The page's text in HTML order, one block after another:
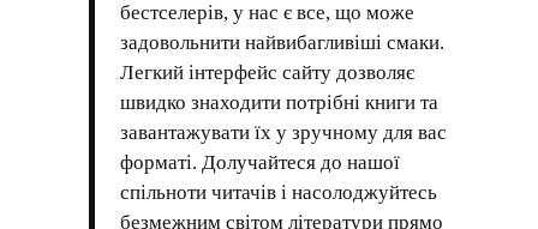
бестселерів, у нас є все, що може
задовольнити найвибагливіші смаки.
Легкий інтерфейс сайту дозволяє
швидко знаходити потрібні книги та
завантажувати їх у зручному для вас
форматі. Долучайтеся до нашої
спільноти читачів і насолоджуйтесь
безмежним світом літератури прямо